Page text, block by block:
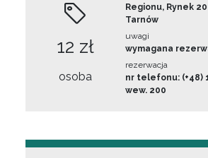
12 zł
osoba
Regionu, Rynek
Tarnów
uwagi
wymagana
rezerwacja
nr telefonu: (+48)
wew. 200